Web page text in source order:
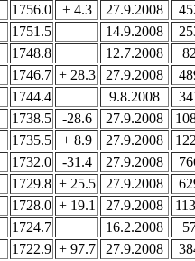
1756.0 + 4.3 27.9.2008
1751.5 14.9.2008
1748.8 12.7.2008 82
1746.7 + 28.3 27.9.2008
1744.4 9.8.2008
1738.5 -28.6 27.9.2008
1735.5 + 8.9 27.9.2008
1732.0 -31.4 27.9.2008
1729.8 + 25.5 27.9.2008
1728.0 + 19.1 27.9.2008
1724.7 16.2.2008
1722.9 + 97.7 27.9.2008